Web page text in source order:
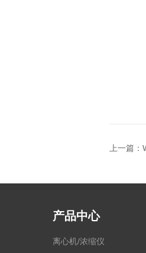
上一篇：
产品中心
离心机/浓缩仪